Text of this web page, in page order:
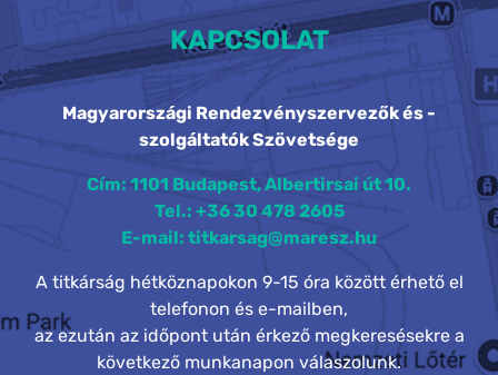
KAPCSOLAT
Magyarországi Rendezvényszervezők és -
szolgáltatók Szövetsége
Cím: 1101 Budapest, Albertirsai út 10.
Tel.: +36 30 478 2605
E-mail: titkarsag@maresz.hu
A titkárság hétköznapokon 9-15 óra között érhető el
telefonon és e-mailben,
az ezután az időpont után érkező megkeresésekre a
következő munkanapon válaszolunk.